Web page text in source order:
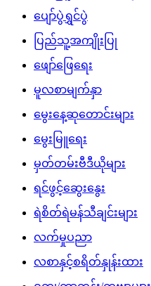
ပျော်ပွဲရွှင်ပွဲ
ပြည်သူ့အကျိုးပြု
ဖျော်ဖြေရေး
မူလစာမျက်နှာ
မွေးနေ့ဆုတောင်းများ
မွေးမြူရေး
မှတ်တမ်းဗီဒီယိုများ
ရင်ဖွင့်ဆွေးနွေး
ရဲစိတ်ရဲမန်သီချင်းများ
လက်မှုပညာ
လစာနှင့်စရိတ်နှုန်းထား